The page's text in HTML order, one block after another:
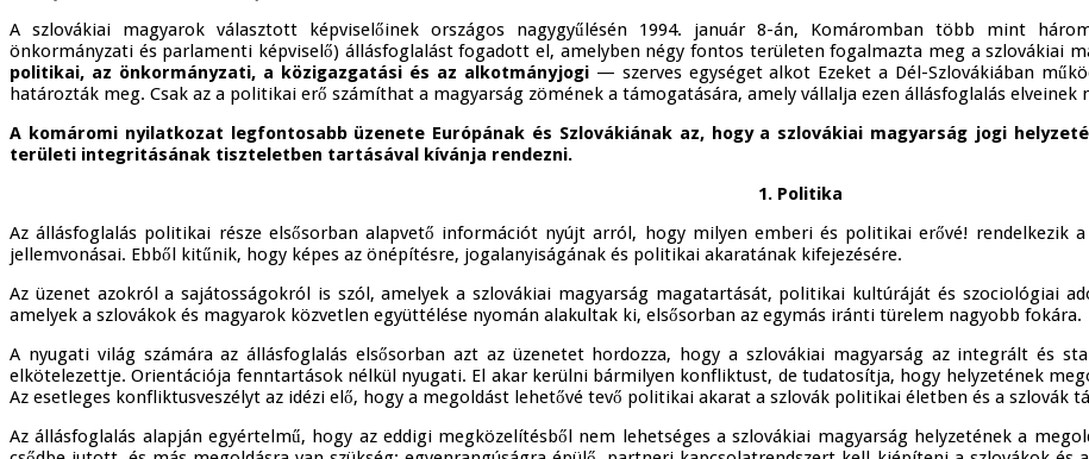
A szlovákiai magyarok választott képviselőinek országos nagygyűlésén 1994. január 8-án, Komáromban több mint
önkormányzati és parlamenti képviselő) állásfoglalást fogadott el, amelyben négy fontos területen fogalmazta meg a szlovákiai
politikai, az önkormányzati, a közigazgatási és az alkotmányjogi— szerves egységet alkot Ezeket a Dél-Szlovákiában
határozták meg. Csak az a politikai erő számíthat a magyarság zömének a támogatására, amely vállalja ezen állásfoglalás elveinek
A komáromi nyilatkozat legfontosabb üzenete Európának és Szlovákiának az, hogy a szlovákiai magyarság jogi
területi integritásának tiszteletben tartásával kívánja rendezni.
1. Politika
Az állásfoglalás politikai része elsősorban alapvető információt nyújt arról, hogy milyen emberi és politikai erővé! rendelkezik
jellemvonásai. Ebből kitűnik, hogy képes az önépítésre, jogalanyiságának és politikai akaratának kifejezésére.
Az üzenet azokról a sajátosságokról is szól, amelyek a szlovákiai magyarság magatartását, politikai kultúráját és szociológiai
amelyek a szlovákok és magyarok közvetlen együttélése nyomán alakultak ki, elsősorban az egymás iránti türelem nagyobb fokára.
A nyugati világ számára az állásfoglalás elsősorban azt az üzenetet hordozza, hogy a szlovákiai magyarság az integrált és
elkötelezettje. Orientációja fenntartások nélkül nyugati. El akar kerülni bármilyen konfliktust, de tudatosítja, hogy helyzetének
Az esetleges konfliktusveszélyt az idézi elő, hogy a megoldást lehetővé tevő politikai akarat a szlovák politikai életben és a szlovák
Az állásfoglalás alapján egyértelmű, hogy az eddigi megközelítésből nem lehetséges a szlovákiai magyarság helyzetének a